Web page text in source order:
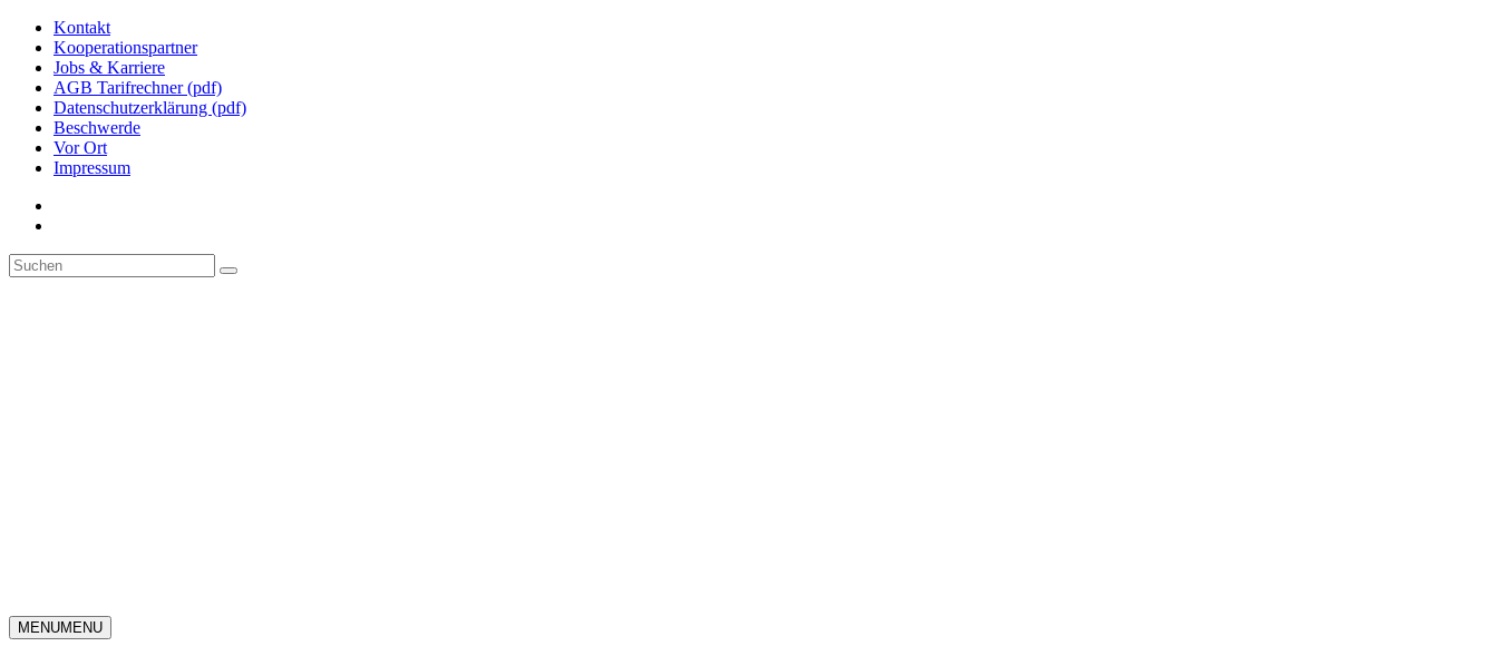
Kontakt
Kooperationspartner
Jobs & Karriere
AGB Tarifrechner (pdf)
Datenschutzerklärung (pdf)
Beschwerde
Vor Ort
Impressum
MENUMENU